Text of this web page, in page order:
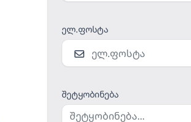
ელ.ფოსტა
შეტყობინება